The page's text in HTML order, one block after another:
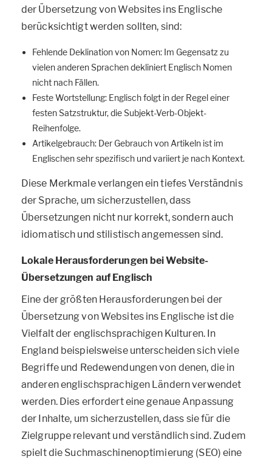
der Übersetzung von Websites ins Englische
berücksichtigt werden sollten, sind:
Fehlende Deklination von Nomen: Im Gegensatz zu
vielen anderen Sprachen dekliniert Englisch Nomen
nicht nach Fällen.
Feste Wortstellung: Englisch folgt in der Regel einer
festen Satzstruktur, die Subjekt-Verb-Objekt-
Reihenfolge.
Artikelgebrauch: Der Gebrauch von Artikeln ist im
Englischen sehr spezifisch und variiert je nach Kontext.
Diese Merkmale verlangen ein tiefes Verständnis
der Sprache, um sicherzustellen, dass
Übersetzungen nicht nur korrekt, sondern auch
idiomatisch und stilistisch angemessen sind.
Lokale Herausforderungen bei Website-
Übersetzungen auf Englisch
Eine der größten Herausforderungen bei der
Übersetzung von Websites ins Englische ist die
Vielfalt der englischsprachigen Kulturen. In
England beispielsweise unterscheiden sich viele
Begriffe und Redewendungen von denen, die in
anderen englischsprachigen Ländern verwendet
werden. Dies erfordert eine genaue Anpassung
der Inhalte, um sicherzustellen, dass sie für die
Zielgruppe relevant und verständlich sind. Zudem
spielt die Suchmaschinenoptimierung (SEO) eine